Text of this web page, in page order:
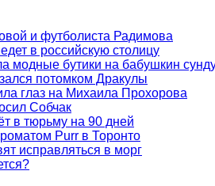
и футболиста Радимова
в российскую столицу
модные бутики на бабушкин
потомком Дракулы
глаз на Михаила Прохорова
Собчак
в тюрьму на 90 дней
Purr в Торонто
исправляться в морг